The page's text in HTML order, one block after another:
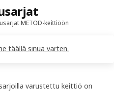
METOD-keittiöön
täällä sinua varten.
varustettu keittiö on